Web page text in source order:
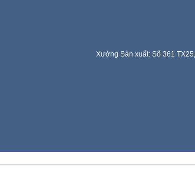
Xưởng Sản xuất: Số 361